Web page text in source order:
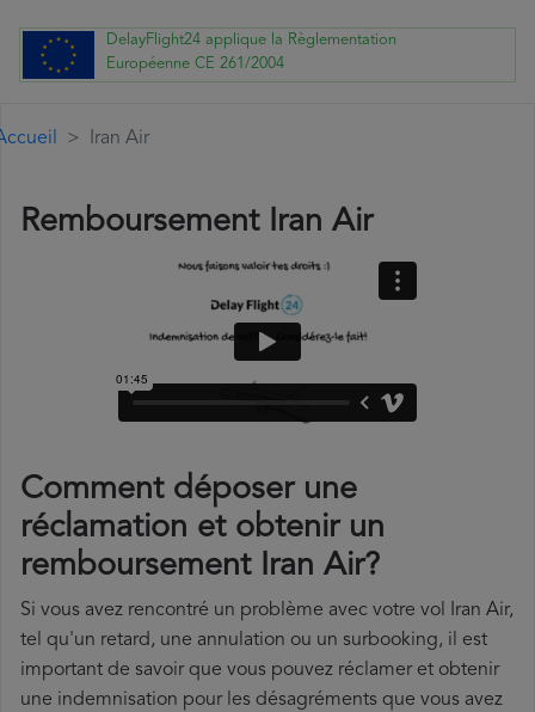
DelayFlight24 applique la Règlementation
Européenne CE 261/2004
Iran Air
Remboursement Iran Air
Comment déposer une
réclamation et obtenir un
remboursement Iran Air?
Si vous avez rencontré un problème avec votre vol Iran Air,
tel qu'un retard, une annulation ou un surbooking, il est
important de savoir que vous pouvez réclamer et obtenir
une indemnisation pour les désagréments que vous avez